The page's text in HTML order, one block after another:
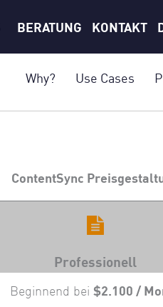
BERATUNG KONTAKT
Why? Use Cases
ContentSync
Professionell
Beginnend bei$2.100 /